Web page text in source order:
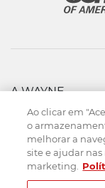
A WAYNE
PRODUTOS
FORÇA DE
ASSISTÊNCIA
DOWNLOADS
CONTATO
Ao clicar em
o
melhorar a
site e ajudar
marketing.